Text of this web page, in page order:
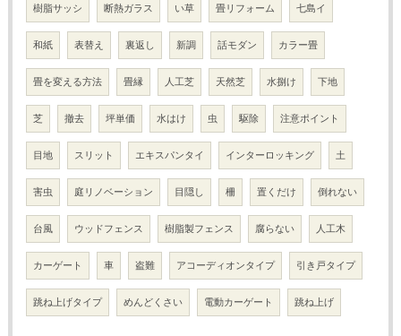
樹脂サッシ 断熱ガラス い草 畳リフォーム 七島イ
和紙 表替え 裏返し 新調 話モダン カラー畳
畳を変える方法 畳縁 人工芝 天然芝 水捌け 下地
芝 撤去 坪単価 水はけ 虫 駆除 注意ポイント
目地 スリット エキスパンタイ インターロッキング 土
害虫 庭リノベーション 目隠し 柵 置くだけ 倒れない
台風 ウッドフェンス 樹脂製フェンス 腐らない 人工木
カーゲート 車 盗難 アコーディオンタイプ 引き戸タイプ
跳ね上げタイプ めんどくさい 電動カーゲート 跳ね上げ